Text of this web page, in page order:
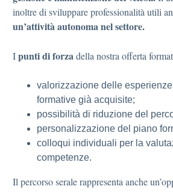
inoltre di sviluppare professionalità utili
un’attività autonoma nel settore.
Ipunti di forzadella nostra offerta
valorizzazione delle
formative già acquisite;
possibilità di riduzione del
personalizzazione del piano
colloqui individuali per la
competenze.
Il percorso serale rappresenta anche